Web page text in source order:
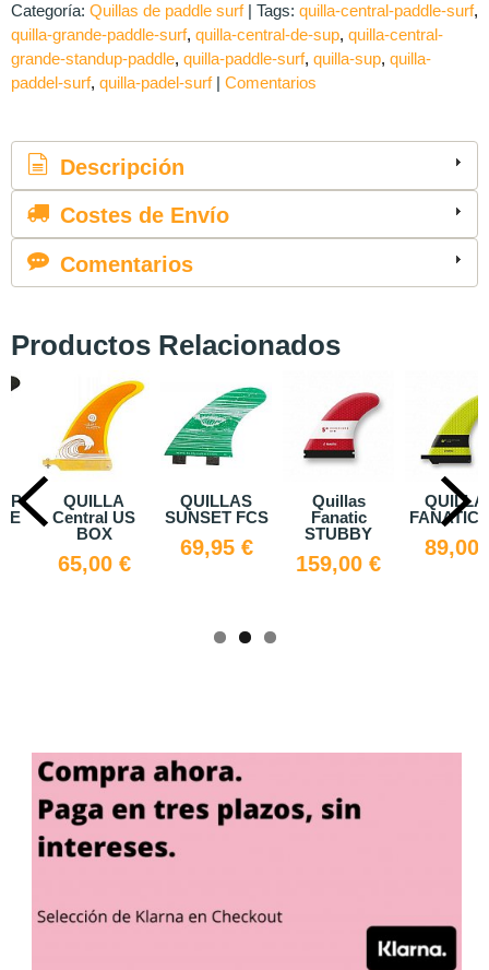
Categoría: Quillas de paddle surf | Tags: quilla-central-paddle-surf
quilla-grande-paddle-surf quilla-central-de-sup quilla-central-
grande-standup-paddle quilla-paddle-surf quilla-sup quilla-
paddel-surf quilla-padel-surf | Comentarios
Descripción
Costes de Envío
Comentarios
Productos Relacionados
Quillas
Fanatic
STUBBY
159,00 €
QUILLAS
FANATIC FLY
89,00 €
Aletas TRI FIN
FCS
20,00 €
Quilla 24
19,00